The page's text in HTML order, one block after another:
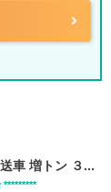
車 増トン ３...